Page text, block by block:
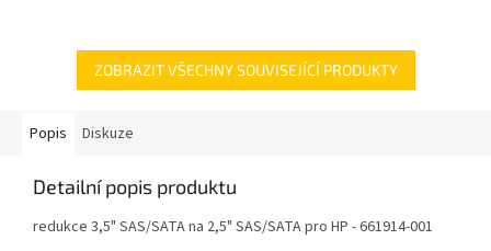
ZOBRAZIT VŠECHNY SOUVISEJÍCÍ PRODUKTY
Popis Diskuze
Detailní popis produktu
redukce 3,5" SAS/SATA na 2,5" SAS/SATA pro HP - 661914-001